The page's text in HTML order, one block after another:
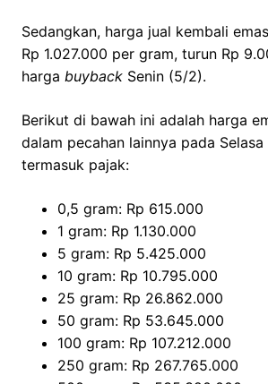
Sedangkan, harga jual kembali
Rp 1.027.000 per gram, turun Rp
harga buyback Senin (5/2).
Berikut di bawah ini adalah harga
dalam pecahan lainnya pada
termasuk pajak:
0,5 gram: Rp 615.000
1 gram: Rp 1.130.000
5 gram: Rp 5.425.000
10 gram: Rp 10.795.000
25 gram: Rp 26.862.000
50 gram: Rp 53.645.000
100 gram: Rp 107.212.000
250 gram: Rp 267.765.000